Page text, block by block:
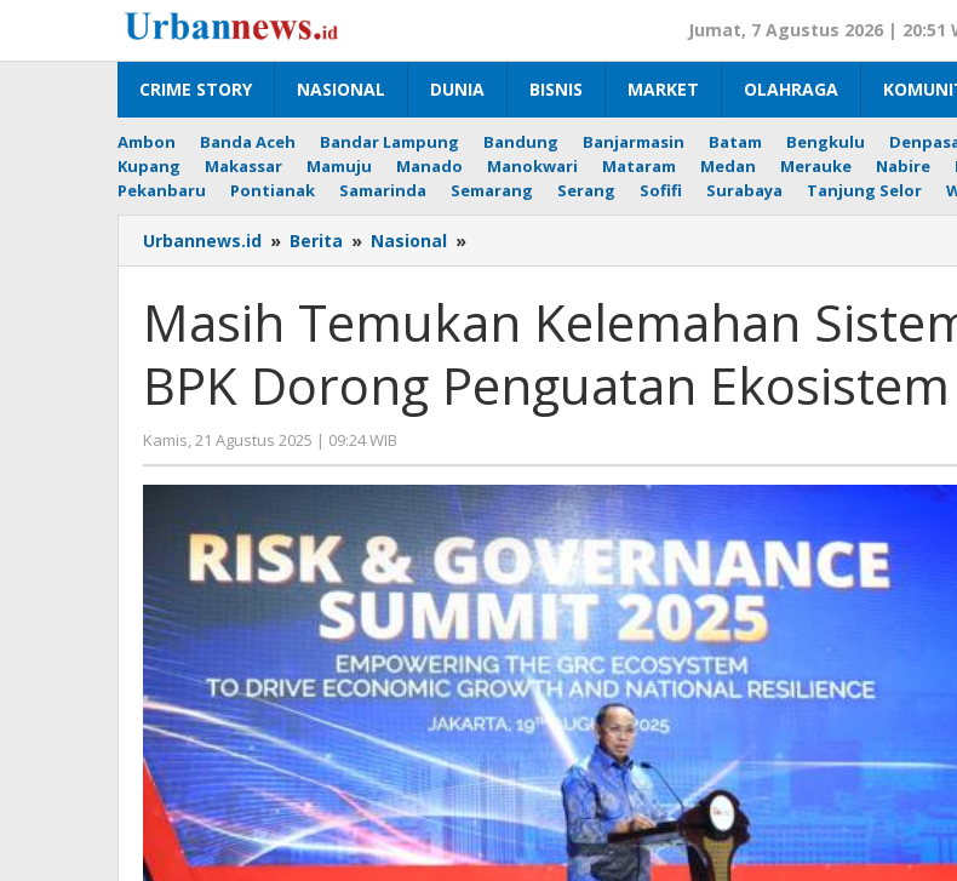
konten
Jumat, 7 Agustus 2026 | 20:51
CRIME STORY NASIONAL DUNIA BISNIS MARKET OLAHRAGA
Ambon Banda Aceh Bandar Lampung Bandung Banjarmasin Batam Bengkulu
Kupang
Makassar Mamuju Manado Manokwari Mataram Medan Merauke Nabire
Pekanbaru
Pontianak Samarinda Semarang Serang Sofifi Surabaya Tanjung Selor
Urbannews.id » Berita » Nasional »
Temukan
Sistemik,
BPK
Penguatan
Ekosistem
Masih Temukan Kelemahan
BPK Dorong Penguatan Ekosistem
Kamis, 21 Agustus 2025 | 09:24 WIB
Editor